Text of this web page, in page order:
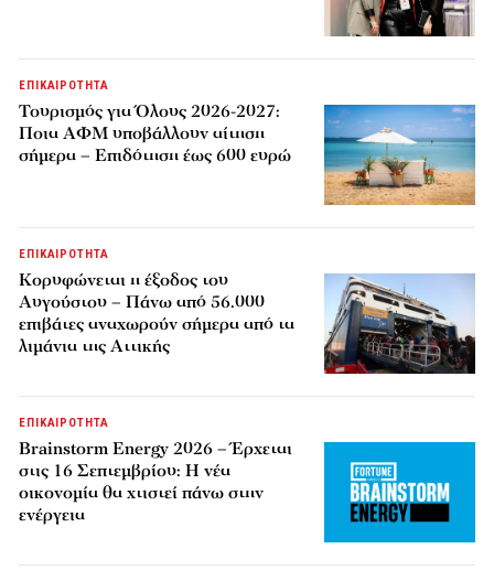
ΕΠΙΚΑΙΡΟΤΗΤΑ
Τουρισμός για Όλους 2026-2027:
Ποια ΑΦΜ υποβάλλουν αίτηση
σήμερα – Επιδότηση έως 600 ευρώ
ΕΠΙΚΑΙΡΟΤΗΤΑ
Κορυφώνεται η έξοδος του
Αυγούστου – Πάνω από 56.000
επιβάτες αναχωρούν σήμερα από τα
λιμάνια της Αττικής
ΕΠΙΚΑΙΡΟΤΗΤΑ
Brainstorm Energy 2026 – Έρχεται
στις 16 Σεπτεμβρίου: Η νέα
οικονομία θα χτιστεί πάνω στην
ενέργεια